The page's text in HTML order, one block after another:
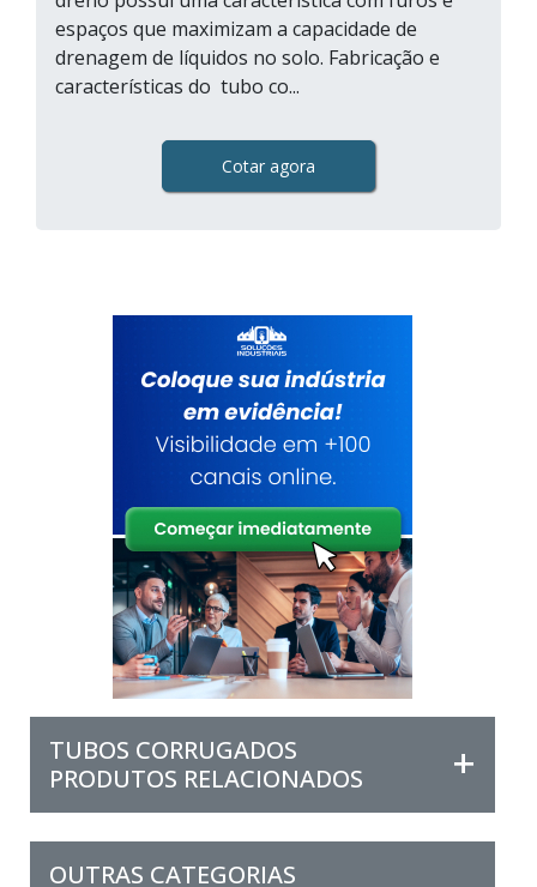
espaços que maximizam a capacidade de
drenagem de líquidos no solo. Fabricação e
características do tubo co...
Cotar agora
TUBOS CORRUGADOS
PRODUTOS RELACIONADOS
OUTRAS CATEGORIAS